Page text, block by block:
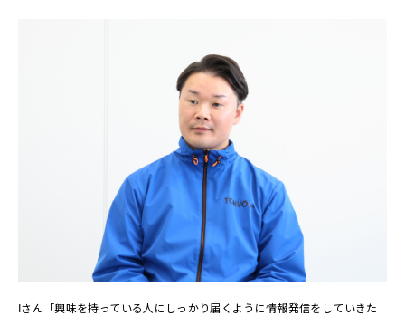
Iさん「興味を持っている人にしっかり届くように情報発信をしていきた